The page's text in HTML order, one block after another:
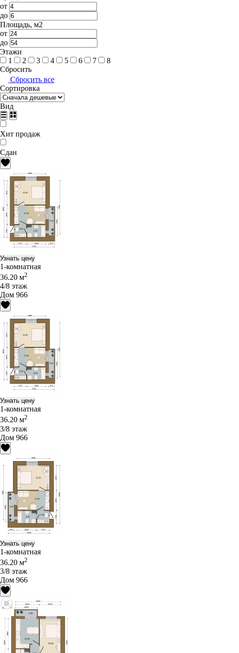
от
до
Площадь, м2
от
до
Этажи
1
2 3 4 5 6 7
8
Сбросить
Сбросить все
Сортировка
Вид
Хит продаж
Сдан
Узнать цену
1-комнатная
36.20 м2
4/8 этаж
Дом 966
Узнать цену
1-комнатная
36.20 м2
3/8 этаж
Дом 966
Узнать цену
1-комнатная
36.20 м2
3/8 этаж
Дом 966